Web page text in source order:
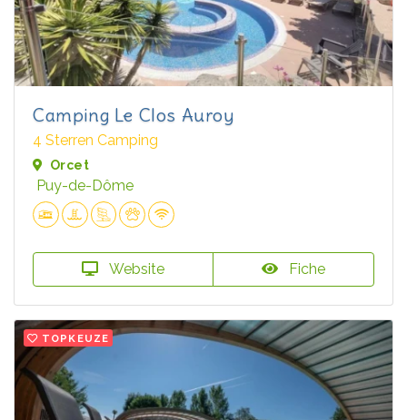
Camping Le Clos Auroy
4 Sterren Camping
Orcet
Puy-de-Dôme
Website Fiche
TOPKEUZE